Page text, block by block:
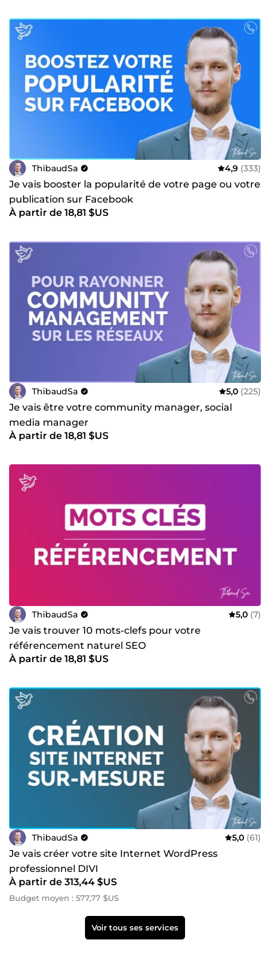
ThibaudSa 4,9 (333)
Je vais booster la popularité de votre page ou votre
publication sur Facebook
À partir de 18,81 $US
ThibaudSa 5,0 (225)
Je vais être votre community manager, social
media manager
À partir de 18,81 $US
ThibaudSa 5,0 (7)
Je vais trouver 10 mots-clefs pour votre
référencement naturel SEO
À partir de 18,81 $US
ThibaudSa 5,0 (61)
Je vais créer votre site Internet WordPress
professionnel DIVI
À partir de 313,44 $US
Budget moyen : 577,77 $US
Voir tous ses services